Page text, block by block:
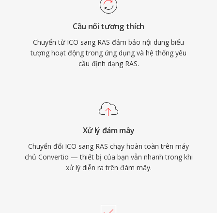
Cầu nối tương thích
Chuyển từ ICO sang RAS đảm bảo nội dung biểu
tượng hoạt động trong ứng dụng và hệ thống yêu
cầu định dạng RAS.
Xử lý đám mây
Chuyển đổi ICO sang RAS chạy hoàn toàn trên máy
chủ Convertio — thiết bị của bạn vẫn nhanh trong khi
xử lý diễn ra trên đám mây.